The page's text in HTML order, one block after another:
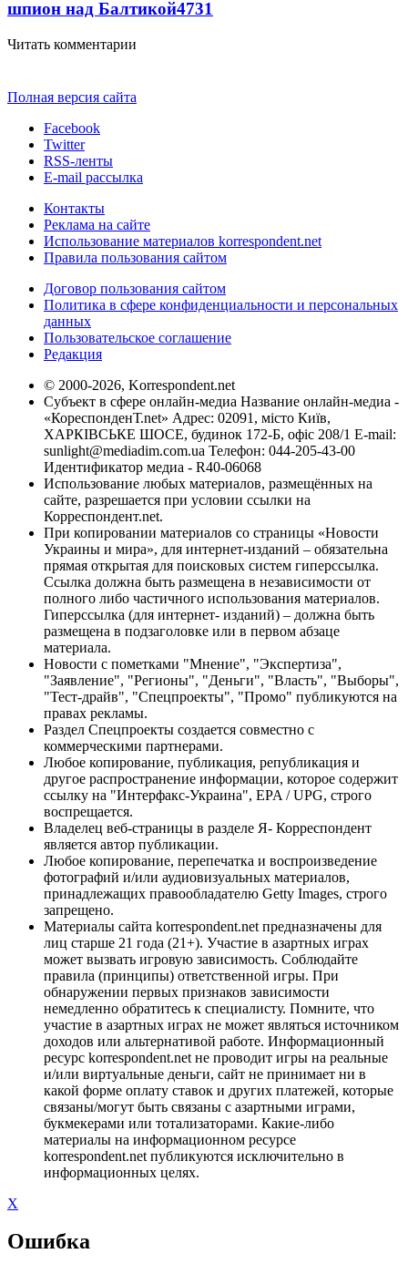
шпион над Балтикой4731
Читать комментарии
Полная версия сайта
Facebook
Twitter
RSS-ленты
E-mail рассылка
Контакты
Реклама на сайте
Использование материалов korrespondent.net
Правила пользования сайтом
Договор пользования сайтом
Политика в сфере конфиденциальности и персональных
данных
Пользовательское соглашение
Редакция
© 2000-2026, Korrespondent.net
Субъект в сфере онлайн-медиа Название онлайн-медиа -
«КореспонденТ.net» Адрес: 02091, місто Київ,
ХАРКІВСЬКЕ ШОСЕ, будинок 172-Б, офіс 208/1 E-mail:
sunlight@mediadim.com.ua Телефон: 044-205-43-00
Идентификатор медиа - R40-06068
Использование любых материалов, размещённых на
сайте, разрешается при условии ссылки на
Корреспондент.net.
При копировании материалов со страницы «Новости
Украины и мира», для интернет-изданий – обязательна
прямая открытая для поисковых систем гиперссылка.
Ссылка должна быть размещена в независимости от
полного либо частичного использования материалов.
Гиперссылка (для интернет- изданий) – должна быть
размещена в подзаголовке или в первом абзаце
материала.
Новости с пометками "Мнение", "Экспертиза",
"Заявление", "Регионы", "Деньги", "Власть", "Выборы",
"Тест-драйв", "Спецпроекты", "Промо" публикуются на
правах рекламы.
Раздел Спецпроекты создается совместно с
коммерческими партнерами.
Любое копирование, публикация, републикация и
другое распространение информации, которое содержит
ссылку на "Интерфакс-Украина", EPA / UPG, строго
воспрещается.
Владелец веб-страницы в разделе Я- Корреспондент
является автор публикации.
Любое копирование, перепечатка и воспроизведение
фотографий и/или аудиовизуальных материалов,
принадлежащих правообладателю Getty Images, строго
запрещено.
Материалы сайта korrespondent.net предназначены для
лиц старше 21 года (21+). Участие в азартных играх
может вызвать игровую зависимость. Соблюдайте
правила (принципы) ответственной игры. При
обнаружении первых признаков зависимости
немедленно обратитесь к специалисту. Помните, что
участие в азартных играх не может являться источником
доходов или альтернативой работе. Информационный
ресурс korrespondent.net не проводит игры на реальные
и/или виртуальные деньги, сайт не принимает ни в
какой форме оплату ставок и других платежей, которые
связаны/могут быть связаны с азартными играми,
букмекерами или тотализаторами. Какие-либо
материалы на информационном ресурсе
korrespondent.net публикуются исключительно в
информационных целях.
X
Ошибка